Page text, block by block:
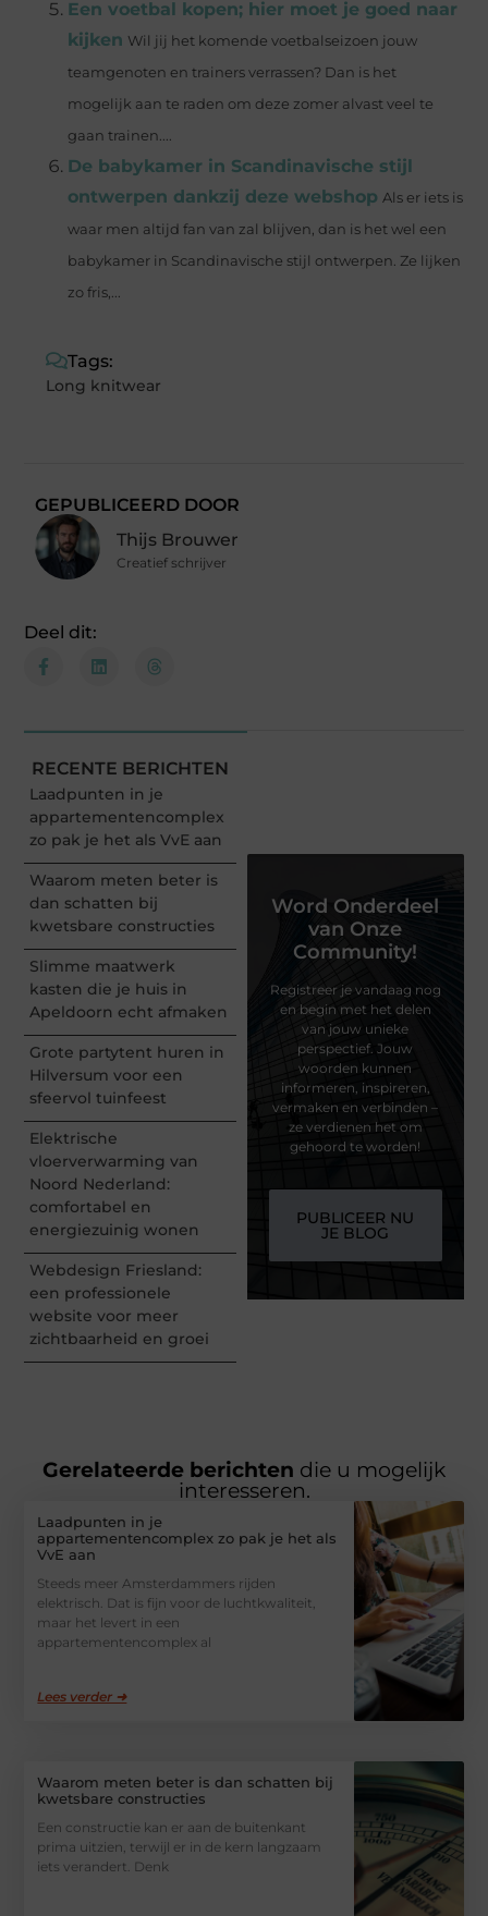
Een voetbal kopen; hier moet je goed naar
kijken Wil jij het komende voetbalseizoen jouw
teamgenoten en trainers verrassen? Dan is het
mogelijk aan te raden om deze zomer alvast veel te
gaan trainen....
De babykamer in Scandinavische stijl
ontwerpen dankzij deze webshop Als er iets is
waar men altijd fan van zal blijven, dan is het wel een
babykamer in Scandinavische stijl ontwerpen. Ze lijken
zo fris,...
Tags:
Long knitwear
GEPUBLICEERD DOOR
Thijs Brouwer
Creatief schrijver
Deel dit:
RECENTE BERICHTEN
Laadpunten in je
appartementencomplex
zo pak je het als VvE aan
Waarom meten beter is
dan schatten bij
kwetsbare constructies
Slimme maatwerk
kasten die je huis in
Apeldoorn echt afmaken
Grote partytent huren in
Hilversum voor een
sfeervol tuinfeest
Elektrische
vloerverwarming van
Noord Nederland:
comfortabel en
energiezuinig wonen
Webdesign Friesland:
een professionele
website voor meer
zichtbaarheid en groei
Word Onderdeel
van Onze
Community!
Registreer je vandaag nog
en begin met het delen
van jouw unieke
perspectief. Jouw
woorden kunnen
informeren, inspireren,
vermaken en verbinden –
ze verdienen het om
gehoord te worden!
PUBLICEER NU
JE BLOG
Gerelateerde berichten die u mogelijk
interesseren.
Laadpunten in je
appartementencomplex zo pak je het als
VvE aan
Steeds meer Amsterdammers rijden
elektrisch. Dat is fijn voor de luchtkwaliteit,
maar het levert in een
appartementencomplex al
Lees verder ➜
Waarom meten beter is dan schatten bij
kwetsbare constructies
Een constructie kan er aan de buitenkant
prima uitzien, terwijl er in de kern langzaam
iets verandert. Denk